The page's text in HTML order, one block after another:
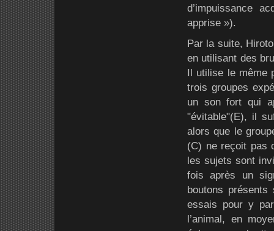
d’impuissance
apprise »).
Par la suite,
en utilisant des
Il utilise le même
trois groupes
un son fort qui
"évitable"(E), il
alors que le
(C) ne reçoit pas
les sujets sont
fois après un
boutons
essais pour y
l’animal, en